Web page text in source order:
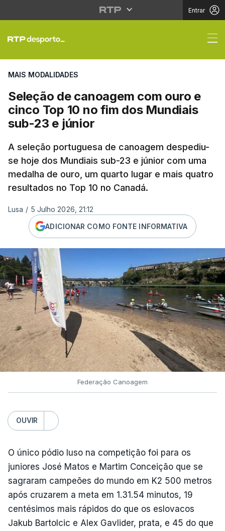
Entrar
Seleção de
MAIS MODALIDADES
Seleção de canoagem com ouro e
cinco Top 10 no fim dos Mundiais
sub-23 e júnior
A seleção portuguesa de canoagem despediu-
se hoje dos Mundiais sub-23 e júnior com uma
medalha de ouro, um quarto lugar e mais quatro
resultados no Top 10 no Canadá.
Lusa / 5 Julho 2026, 21:12
ADICIONAR COMO FONTE INFORMATIVA
Federação Canoagem
OUVIR
O único pódio luso na competição foi para os
juniores José Matos e Martim Conceição que se
sagraram campeões do mundo em K2 500 metros
após cruzarem a meta em 1.31.54 minutos, 19
centésimos mais rápidos do que os eslovacos
Jakub Bartolcic e Alex Gavlider, prata, e 45 do que